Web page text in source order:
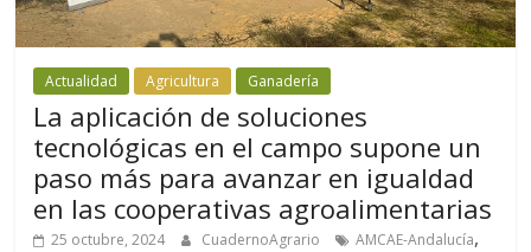
Actualidad Agricultura Ganadería
La aplicación de soluciones
tecnológicas en el campo supone un
paso más para avanzar en igualdad
en las cooperativas agroalimentarias
25 octubre, 2024 CuadernoAgrario AMCAE-Andalucía,